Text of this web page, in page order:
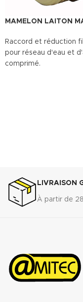
MAMELON LAITON
Raccord et réduction
pour réseau d'eau et
comprimé.
LIVRAISON
À partir de